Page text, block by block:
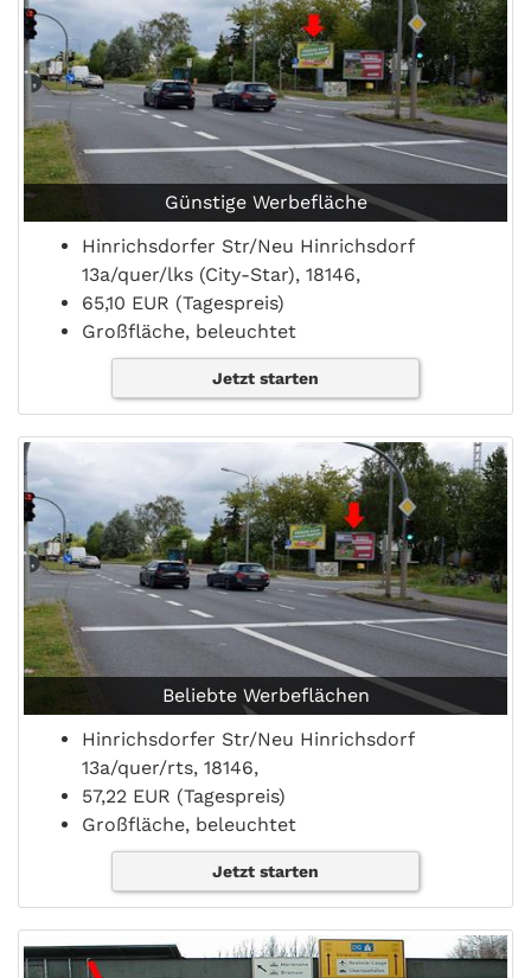
Günstige Werbefläche
Hinrichsdorfer Str/Neu Hinrichsdorf
13a/quer/lks (City-Star), 18146,
65,10 EUR (Tagespreis)
Großfläche, beleuchtet
Jetzt starten
Beliebte Werbeflächen
Hinrichsdorfer Str/Neu Hinrichsdorf
13a/quer/rts, 18146,
57,22 EUR (Tagespreis)
Großfläche, beleuchtet
Jetzt starten